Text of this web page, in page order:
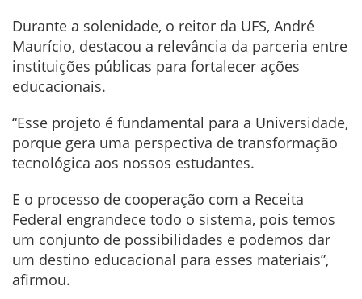
Durante a solenidade, o reitor da UFS, André
Maurício, destacou a relevância da parceria entre
instituições públicas para fortalecer ações
educacionais.
“Esse projeto é fundamental para a Universidade,
porque gera uma perspectiva de transformação
tecnológica aos nossos estudantes.
E o processo de cooperação com a Receita
Federal engrandece todo o sistema, pois temos
um conjunto de possibilidades e podemos dar
um destino educacional para esses materiais”,
afirmou.